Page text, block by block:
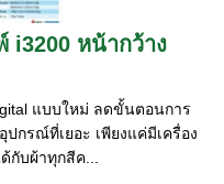
i3200 หน้ากว้าง
แบบใหม่ ลดขั้นตอนการ
ปกรณ์ที่เยอะ เพียงแค่มีเครื่อง
กับผ้าทุกสีค...